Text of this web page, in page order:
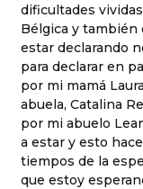
dificultades
Bélgica y
estar declarando
para declarar en
por mi mamá
abuela, Catalina
por mi abuelo
a estar y esto
tiempos de la
que estoy